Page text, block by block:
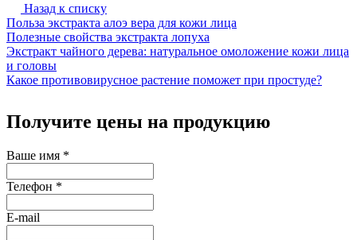
Назад к списку
Польза экстракта алоэ вера для кожи лица
Полезные свойства экстракта лопуха
Экстракт чайного дерева: натуральное омоложение кожи лица
и головы
Какое противовирусное растение поможет при простуде?
Получите цены на продукцию
Ваше имя *
Телефон *
E-mail